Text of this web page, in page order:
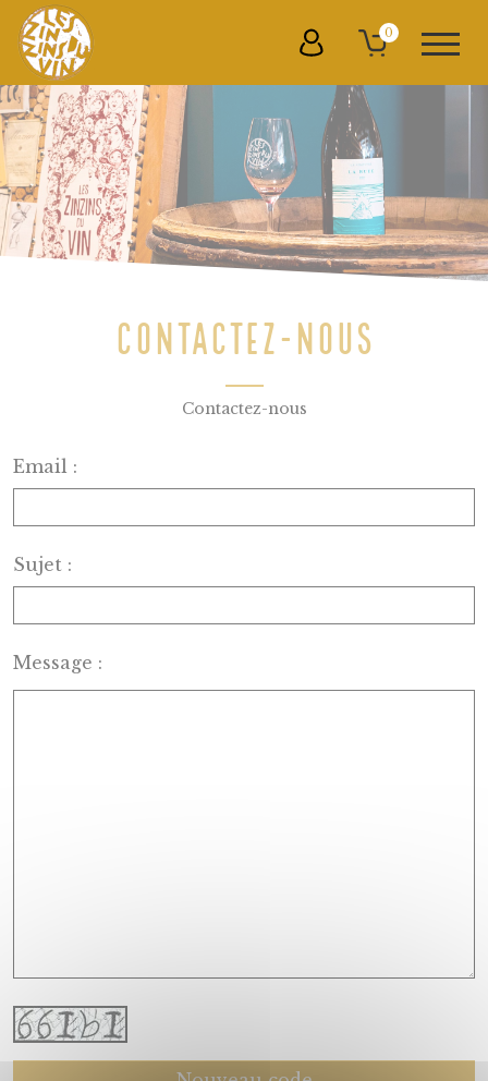
0
CONTACTEZ-NOUS
Contactez-nous
Email :
Sujet :
Message :